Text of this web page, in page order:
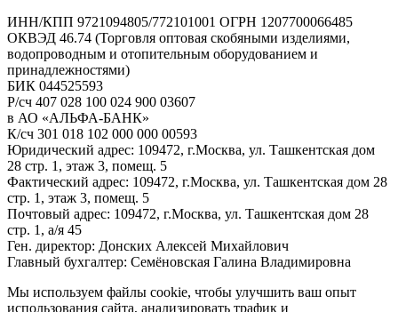
ИНН/КПП 9721094805/772101001 ОГРН 1207700066485
ОКВЭД 46.74 (Торговля оптовая скобяными изделиями,
водопроводным и отопительным оборудованием и
принадлежностями)
БИК 044525593
Р/сч 407 028 100 024 900 03607
в АО «АЛЬФА-БАНК»
К/сч 301 018 102 000 000 00593
Юридический адрес: 109472, г.Москва, ул. Ташкентская дом
28 стр. 1, этаж 3, помещ. 5
Фактический адрес: 109472, г.Москва, ул. Ташкентская дом 28
стр. 1, этаж 3, помещ. 5
Почтовый адрес: 109472, г.Москва, ул. Ташкентская дом 28
стр. 1, а/я 45
Ген. директор: Донских Алексей Михайлович
Главный бухгалтер: Семёновская Галина Владимировна
Мы используем файлы cookie, чтобы улучшить ваш опыт
использования сайта, анализировать трафик и